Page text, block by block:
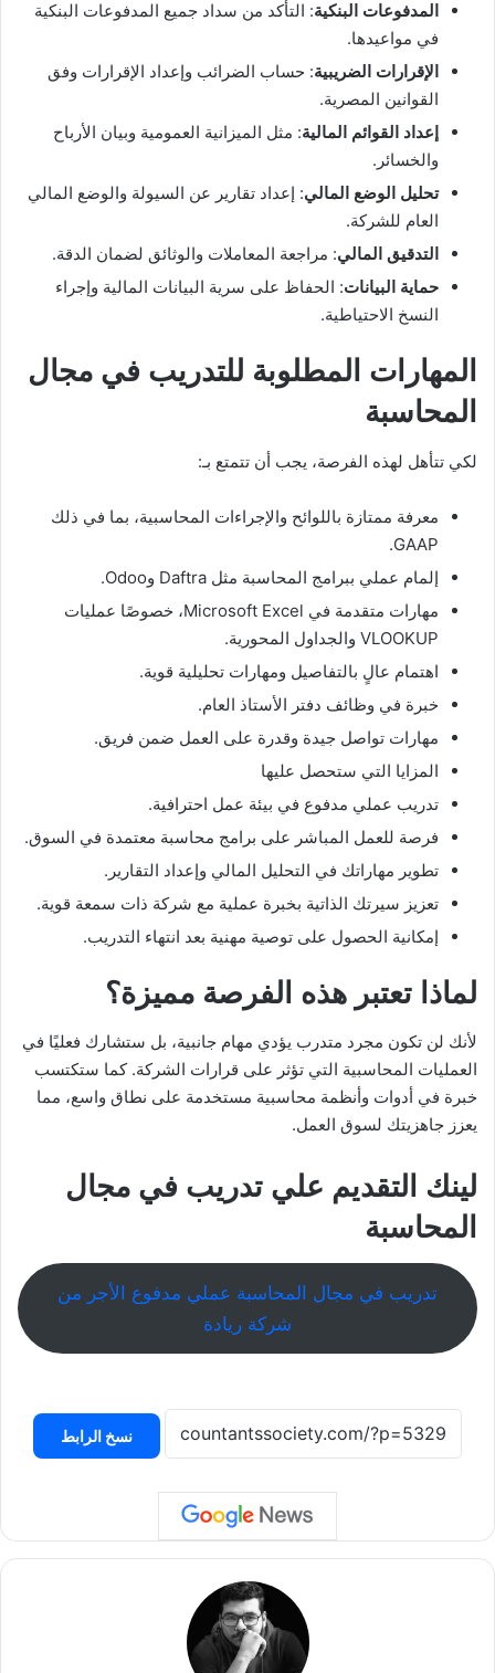
المدفوعات البنكية: التأكد من سداد جميع المدفوعات البنكية
في مواعيدها.
الإقرارات الضريبية: حساب الضرائب وإعداد الإقرارات وفق
القوانين المصرية.
إعداد القوائم المالية: مثل الميزانية العمومية وبيان الأرباح
والخسائر.
تحليل الوضع المالي: إعداد تقارير عن السيولة والوضع المالي
العام للشركة.
التدقيق المالي: مراجعة المعاملات والوثائق لضمان الدقة.
حماية البيانات: الحفاظ على سرية البيانات المالية وإجراء
النسخ الاحتياطية.
المهارات المطلوبة للتدريب في مجال
المحاسبة
لكي تتأهل لهذه الفرصة، يجب أن تتمتع بـ:
معرفة ممتازة باللوائح والإجراءات المحاسبية، بما في ذلك
GAAP.
إلمام عملي ببرامج المحاسبة مثل Daftra وOdoo.
مهارات متقدمة في Microsoft Excel، خصوصًا عمليات
VLOOKUP والجداول المحورية.
اهتمام عالٍ بالتفاصيل ومهارات تحليلية قوية.
خبرة في وظائف دفتر الأستاذ العام.
مهارات تواصل جيدة وقدرة على العمل ضمن فريق.
المزايا التي ستحصل عليها
تدريب عملي مدفوع في بيئة عمل احترافية.
فرصة للعمل المباشر على برامج محاسبة معتمدة في السوق.
تطوير مهاراتك في التحليل المالي وإعداد التقارير.
تعزيز سيرتك الذاتية بخبرة عملية مع شركة ذات سمعة قوية.
إمكانية الحصول على توصية مهنية بعد انتهاء التدريب.
لماذا تعتبر هذه الفرصة مميزة؟
لأنك لن تكون مجرد متدرب يؤدي مهام جانبية، بل ستشارك فعليًا في
العمليات المحاسبية التي تؤثر على قرارات الشركة. كما ستكتسب
خبرة في أدوات وأنظمة محاسبية مستخدمة على نطاق واسع، مما
يعزز جاهزيتك لسوق العمل.
لينك التقديم علي تدريب في مجال
المحاسبة
تدريب في مجال المحاسبة عملي مدفوع الأجر من
شركة ريادة
نسخ الرابط